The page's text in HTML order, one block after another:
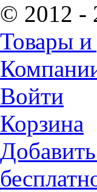
© 2012 -
Товары и
Войти
Корзина